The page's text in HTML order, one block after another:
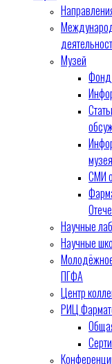
Музей
Фонд
музея
СМИ
Научные
Научные
ПГФА
Центр
РИЦ